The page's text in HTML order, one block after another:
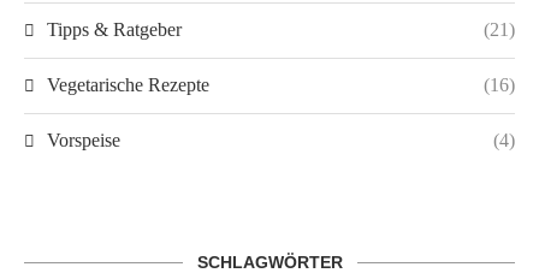
Tipps & Ratgeber (21)
Vegetarische Rezepte (16)
Vorspeise (4)
SCHLAGWÖRTER